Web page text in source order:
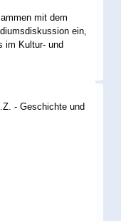
mit dem
ein,
im Kultur- und